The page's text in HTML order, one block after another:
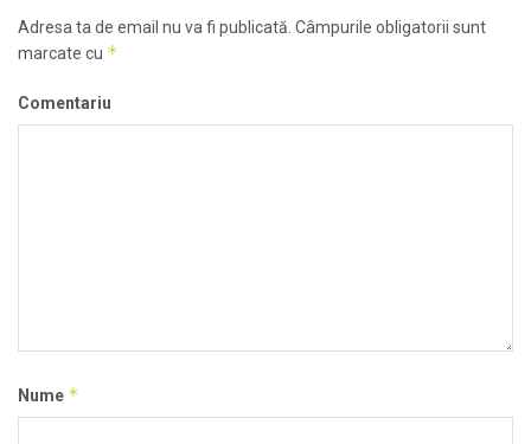
Adresa ta de email nu va fi publicată. Câmpurile obligatorii sunt
marcate cu *
Comentariu
Nume *